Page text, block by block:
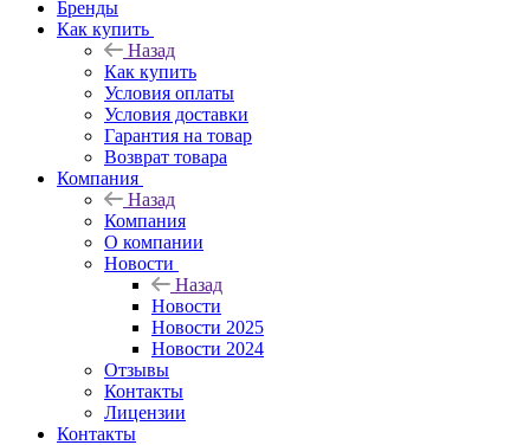
Бренды
Как купить
Назад
Как купить
Условия оплаты
Условия доставки
Гарантия на товар
Возврат товара
Компания
Назад
Компания
О компании
Новости
Назад
Новости
Новости 2025
Новости 2024
Отзывы
Контакты
Лицензии
Контакты